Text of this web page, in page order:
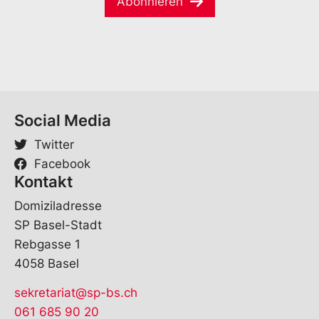
Social Media
Twitter
Facebook
Kontakt
Domiziladresse
SP Basel-Stadt
Rebgasse 1
4058 Basel
sekretariat@sp-bs.ch
061 685 90 20